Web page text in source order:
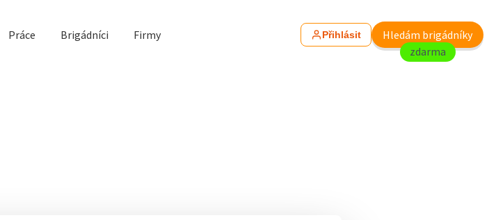
Práce Brigádníci Firmy Přihlásit
Hledám brigádníky
zdarma